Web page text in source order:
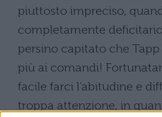
piuttosto impreciso,
completamente
persino capitato che
più ai comandi!
facile farci l’abitudine e
troppa attenzione, in